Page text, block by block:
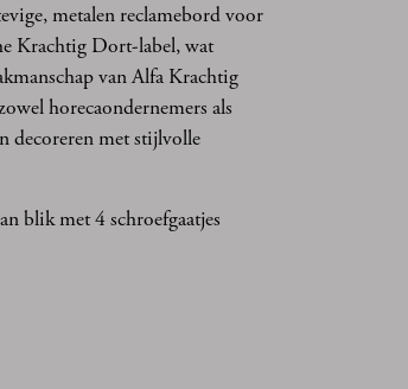
metalen reclamebord voor
Krachtig Dort-label, wat
van Alfa Krachtig
horecaondernemers als
decoreren met stijlvolle
blik met 4 schroefgaatjes